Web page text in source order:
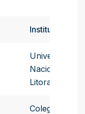
Instituto
Universidad
Nacional del
Litoral
Colegio de